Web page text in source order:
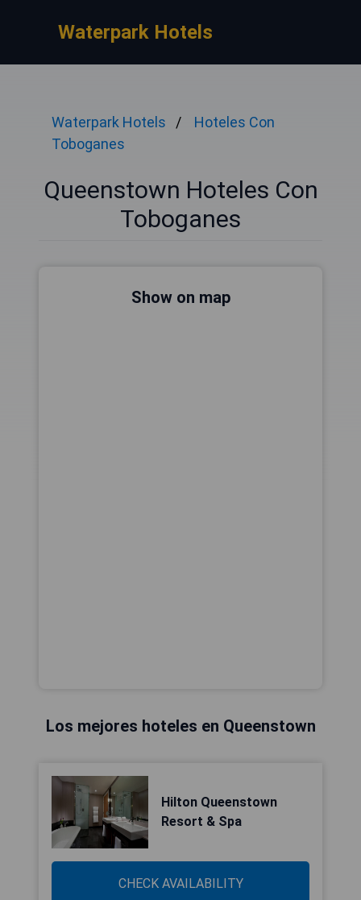
Waterpark Hotels
Waterpark Hotels
Hoteles Con
Toboganes
Queenstown Hoteles Con
Toboganes
Show on map
Los mejores hoteles en Queenstown
Hilton Queenstown
Resort & Spa
CHECK AVAILABILITY